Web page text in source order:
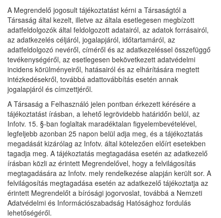
A Megrendelő jogosult tájékoztatást kérni a Társaságtól a
Társaság által kezelt, illetve az általa esetlegesen megbízott
adatfeldolgozók által feldolgozott adatairól, az adatok forrásairól,
az adatkezelés céljáról, jogalapjáról, időtartamáról, az
adatfeldolgozó nevéről, címéről és az adatkezeléssel összefüggő
tevékenységéről, az esetlegesen bekövetkezett adatvédelmi
incidens körülményeiről, hatásairól és az elhárítására megtett
intézkedésekről, továbbá adattovábbítás esetén annak
jogalapjáról és címzettjéről.
A Társaság a Felhasználó jelen pontban érkezett kérésére a
tájékoztatást írásban, a lehető legrövidebb határidőn belül, az
Infotv. 15. §-ban foglaltak maradéktalan figyelembevételével,
legfeljebb azonban 25 napon belül adja meg, és a tájékoztatás
megadását kizárólag az Infotv. által kötelezően előírt esetekben
tagadja meg. A tájékoztatás megtagadása esetén az adatkezelő
írásban közli az érintett Megrendelővel, hogy a felvilágosítás
megtagadására az Infotv. mely rendelkezése alapján került sor. A
felvilágosítás megtagadása esetén az adatkezelő tájékoztatja az
érintett Megrendelőt a bírósági jogorvoslat, továbbá a Nemzeti
Adatvédelmi és Információszabadság Hatósághoz fordulás
lehetőségéről.